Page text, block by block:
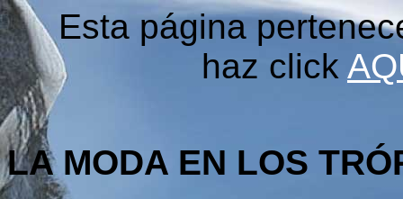
Esta página
haz click
LA MODA EN LOS